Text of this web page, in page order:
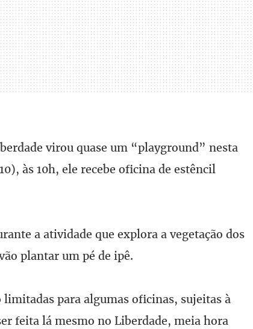
virou quase um “playground” nesta
às 10h, ele recebe oficina de estêncil
a atividade que explora a vegetação dos
plantar um pé de ipê.
limitadas para algumas oficinas, sujeitas à
feita lá mesmo no Liberdade, meia hora